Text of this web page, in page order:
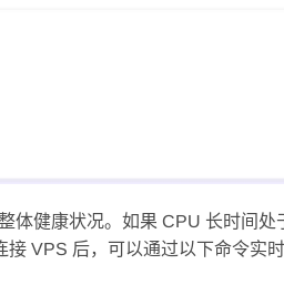
健康状况。如果 CPU 长时间处
VPS 后，可以通过以下命令实